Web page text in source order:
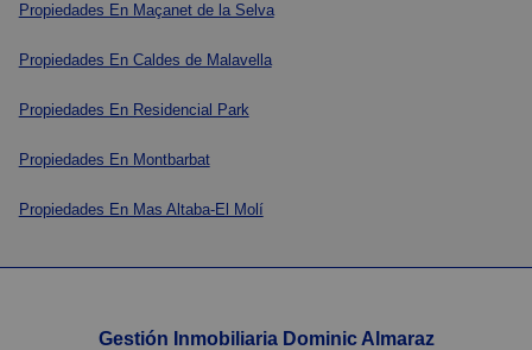
Propiedades En Maçanet de la Selva
Propiedades En Caldes de Malavella
Propiedades En Residencial Park
Propiedades En Montbarbat
Propiedades En Mas Altaba-El Molí
Gestión Inmobiliaria Dominic Almaraz